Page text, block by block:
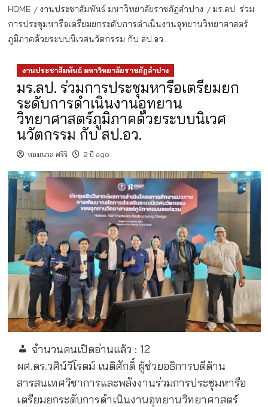
HOME งานประชาสัมพันธ์ มหาวิทยาลัยราชภัฏลำปาง
มร.ลป. ร่วม
การประชุมหารือเตรียมยกระดับการดำเนินงานอุทยานวิทยาศาสตร์
ภูมิภาคด้วยระบบนิเวศนวัตกรรม กับ สป.อว.
งานประชาสัมพันธ์ มหาวิทยาลัยราชภัฏลำปาง
มร.ลป. ร่วมการประชุมหารือเตรียมยก
ระดับการดำเนินงานอุทยาน
วิทยาศาสตร์ภูมิภาคด้วยระบบนิเวศ
นวัตกรรม กับ สป.อว.
หอมนวล ศรีริ 2 ปี ago
จำนวนคนเปิดอ่านแล้ว : 12
ผศ.ดร.วศิน์วิโรตม์ เนติศักดิ์ ผู้ช่วยอธิการบดีด้าน
สารสนเทศวิชาการและพลังงานร่วมการประชุมหารือ
เตรียมยกระดับการดำเนินงานอุทยานวิทยาศาสตร์